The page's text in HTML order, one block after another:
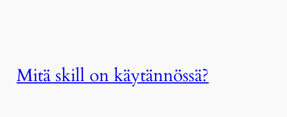
Mitä skill on käytännössä?